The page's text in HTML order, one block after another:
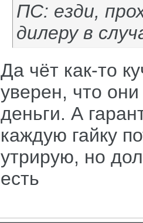
ПС: езди,
дилеру в
Да чёт как-то
уверен, что
деньги. А
каждую гайку
утрирую, но
есть